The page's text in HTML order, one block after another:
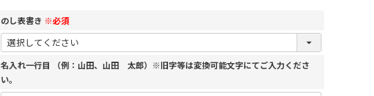
のし表書き ※必須
名入れ一行目 （例：山田、山田 太郎）※旧字等は変換可能文字にてご入力くださ
い。